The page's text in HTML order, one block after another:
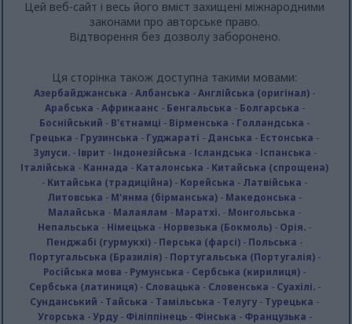
Цей веб-сайт і весь його вміст захищені міжнародними
законами про авторське право.
Відтворення без дозволу заборонено.
Ця сторінка також доступна такими мовами:
Азербайджанська -Албанська -Англійська (оригінал) -
Арабська -Африкаанс - Бенгальська - Болгарська -
Боснійський - В'єтнамці - Вірменська - Голландська -
Грецька - Грузинська - Гуджараті - Данська - Естонська -
Зулуси.- Іврит - Індонезійська - Ісландська - Іспанська -
Італійська - Каннада - Каталонська - Китайська (спрощена)
- Китайська (традиційна) - Корейська - Латвійська -
Литовська - М'янма (бірманська) - Македонська -
Малайська - Малаялам - Маратхі. - Монгольська -
Непальська - Німецька - Норвезька (Бокмоль) - Орія. -
Пенджабі (гурмукхі) - Перська (фарсі) - Польська -
Португальська (Бразилія)- Португальська (Португалія)-
Російська мова - Румунська - Сербська (кирилиця) -
Сербська (латиниця)- Словацька - Словенська - Суахілі.-
Сунданський - Тайська - Тамільська - Телугу - Турецька -
Угорська -Урду- Філіппінець- Фінська - Французька -